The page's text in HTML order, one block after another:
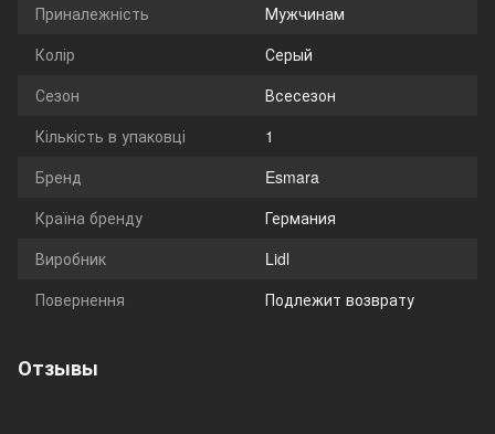
Приналежність
Мужчинам
Колір
Серый
Сезон
Всесезон
Кількість в упаковці
1
Бренд
Esmara
Країна бренду
Германия
Виробник
Lidl
Повернення
Подлежит возврату
Отзывы